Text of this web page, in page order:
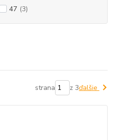
47 (3)
strana z 3ďalšie